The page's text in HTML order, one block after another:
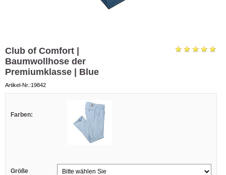
Club of Comfort |
Baumwollhose der
Premiumklasse | Blue
Artikel-Nr.:19842
Farben:
Größe